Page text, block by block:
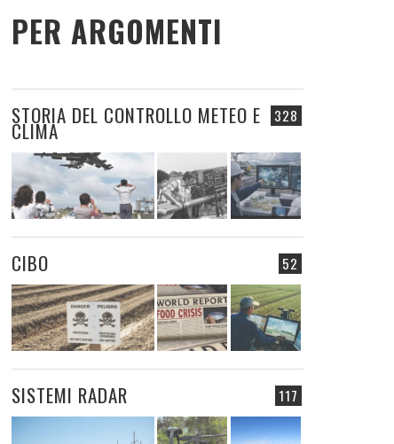
PER ARGOMENTI
328
STORIA DEL CONTROLLO METEO E
CLIMA
52
CIBO
117
SISTEMI RADAR